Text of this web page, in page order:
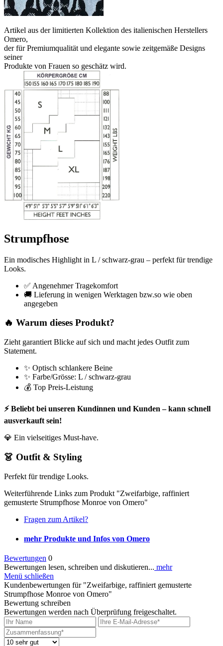
Artikel aus der limitierten Kollektion des italienischen Herstellers
Omero,
der für Premiumqualität und elegante sowie zeitgemäße Designs
seiner
Produkte von Frauen so geschätz wird.
Strumpfhose
Ein modisches Highlight in L / schwarz-grau – perfekt für trendige
Looks.
✅ Angenehmer Tragekomfort
🚚 Lieferung in wenigen Werktagen bzw.so wie oben
angegeben
🔥 Warum dieses Produkt?
Zieht garantiert Blicke auf sich und macht jedes Outfit zum
Statement.
✨ Optisch schlankere Beine
✨ Farbe/Grösse: L / schwarz-grau
💰 Top Preis-Leistung
⚡ Beliebt bei unseren Kundinnen und Kunden – kann schnell
ausverkauft sein!
💎 Ein vielseitiges Must-have.
👗 Outfit & Styling
Perfekt für trendige Looks.
Weiterführende Links zum Produkt "Zweifarbige, raffiniert
gemusterte Strumpfhose Monroe von Omero"
Fragen zum Artikel?
mehr Produkte und Infos von Omero
Bewertungen 0
Bewertungen lesen, schreiben und diskutieren... mehr
Menü schließen
Kundenbewertungen für "Zweifarbige, raffiniert gemusterte
Strumpfhose Monroe von Omero"
Bewertung schreiben
Bewertungen werden nach Überprüfung freigeschaltet.